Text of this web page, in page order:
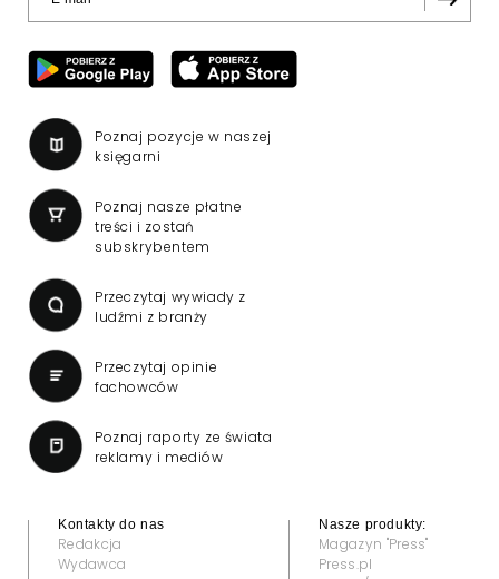
Poznaj pozycje w naszej
księgarni
Poznaj nasze płatne
treści i zostań
subskrybentem
Przeczytaj wywiady z
ludźmi z branży
Przeczytaj opinie
fachowców
Poznaj raporty ze świata
reklamy i mediów
Kontakty do nas
Redakcja
Wydawca
Nasze produkty:
Magazyn "Press"
Press.pl